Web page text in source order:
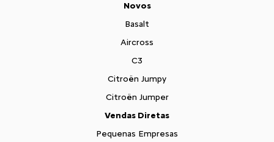
Novos
Basalt
Aircross
C3
Citroën Jumpy
Citroën Jumper
Vendas Diretas
Pequenas Empresas